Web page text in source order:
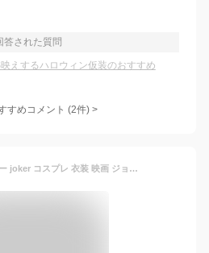
答された質問
えするハロウィン仮装のおすすめ
すめコメント (2件) >
[PATAJP4U] ジョーカー joker コスプレ 衣装 映画 ジョーカー コスチューム JOKER コスプレ 変装 仮装 ハロウィン イベント 学園祭 公演 joker コスプレ衣装